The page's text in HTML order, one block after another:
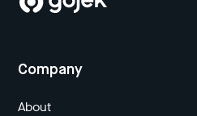
Company
About